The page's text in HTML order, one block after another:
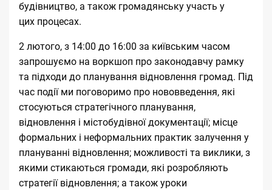
будівництво, а також громадянську участь у
цих процесах.
2 лютого, з 14:00 до 16:00 за київським часом
запрошуємо на воркшоп про законодавчу рамку
та підходи до планування відновлення громад. Під
час події ми поговоримо про нововведення, які
стосуються стратегічного планування,
відновлення і містобудівної документації; місце
формальних і неформальних практик залучення у
плануванні відновлення; можливості та виклики, з
якими стикаються громади, які розробляють
стратегії відновлення; а також уроки